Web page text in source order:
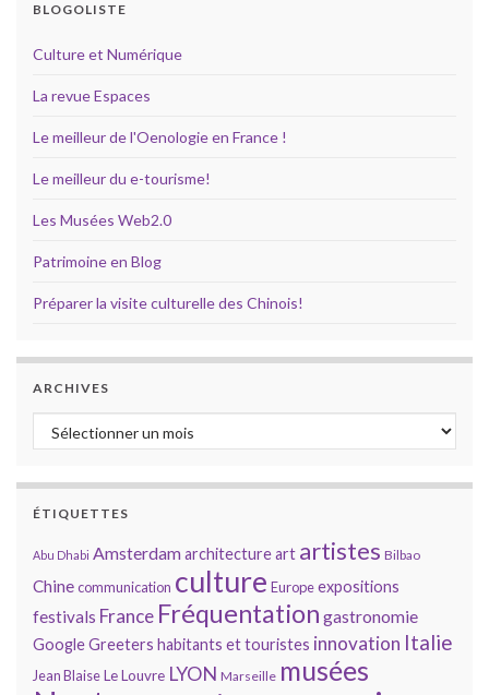
BLOGOLISTE
Culture et Numérique
La revue Espaces
Le meilleur de l'Oenologie en France !
Le meilleur du e-tourisme!
Les Musées Web2.0
Patrimoine en Blog
Préparer la visite culturelle des Chinois!
ARCHIVES
Archives
ÉTIQUETTES
Abu Dhabi Amsterdamarchitectureart artistes Bilbao
Chinecommunication culture Europeexpositions
festivals France Fréquentation gastronomie
GoogleGreeters habitants et touristes innovation Italie
Jean BlaiseLe Louvre LYON Marseille musées